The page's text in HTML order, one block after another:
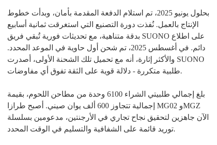
بحلول يونيو 2025، تم استلام الدفعة المقدمة بأمان، وبدأت خطوط
الإنتاج بالعمل. نُفذت دورة التصنيع التي استغرقت ثمانية أسابيع
بدقة متناهية، مع تحديثات فورية تُبقي فريق SUONO على اطلاع
دائم. في أغسطس 2025، تم شحن أول حاوية في الموعد المحدد.
والأكثر إثارة، أنه مع تحميل تلك الشحنة الأولى، أصدرت SUONO
طلبية متكررة - دلالة قوية على الثقة تفوق أي مفاوضات.
بلغ إجمالي طلبيتي الشراء 6100 وحدة من مطاحن اللحوم، بقيمة
إجمالية تتجاوز 600 ألف يوان صيني. أصبح طرازا MG02 وMGZ
الآن جاهزين لتحقيق نجاح تجاري في الأرجنتين، مدعومين بسلسلة
توريد قائمة على الشفافية والتسليم في الوقت المحدد.